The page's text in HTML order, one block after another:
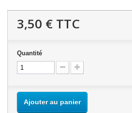
3,50 € TTC
Quantité
Ajouter au panier